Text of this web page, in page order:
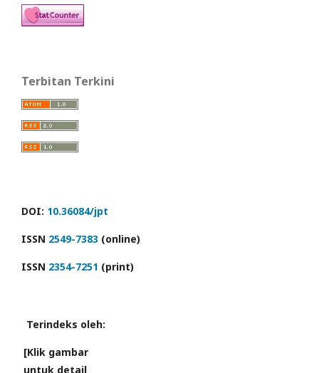
Terbitan Terkini
DOI: 10.36084/jpt
ISSN 2549-7383 (online)
ISSN 2354-7251 (print)
Terindeks oleh:
[Klik gambar
untuk detail